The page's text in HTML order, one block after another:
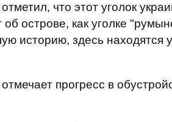
что этот уголок
острове, как уголке
историю, здесь находятся
прогресс в